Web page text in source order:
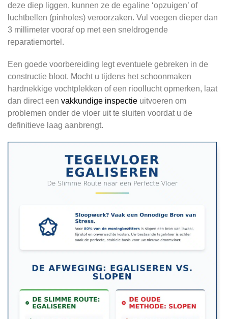
deze diep liggen, kunnen ze de egaline ‘opzuigen’ of
luchtbellen (pinholes) veroorzaken. Vul voegen dieper dan
3 millimeter vooraf op met een sneldrogende
reparatiemortel.
Een goede voorbereiding legt eventuele gebreken in de
constructie bloot. Mocht u tijdens het schoonmaken
hardnekkige vochtplekken of een rioollucht opmerken, laat
dan direct een vakkundige inspectie uitvoeren om
problemen onder de vloer uit te sluiten voordat u de
definitieve laag aanbrengt.